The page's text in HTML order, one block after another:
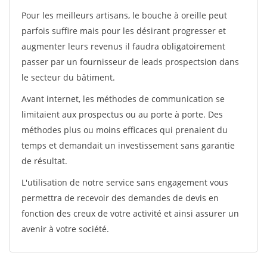
Pour les meilleurs artisans, le bouche à oreille peut
parfois suffire mais pour les désirant progresser et
augmenter leurs revenus il faudra obligatoirement
passer par un fournisseur de leads prospectsion dans
le secteur du bâtiment.
Avant internet, les méthodes de communication se
limitaient aux prospectus ou au porte à porte. Des
méthodes plus ou moins efficaces qui prenaient du
temps et demandait un investissement sans garantie
de résultat.
L'utilisation de notre service sans engagement vous
permettra de recevoir des demandes de devis en
fonction des creux de votre activité et ainsi assurer un
avenir à votre société.